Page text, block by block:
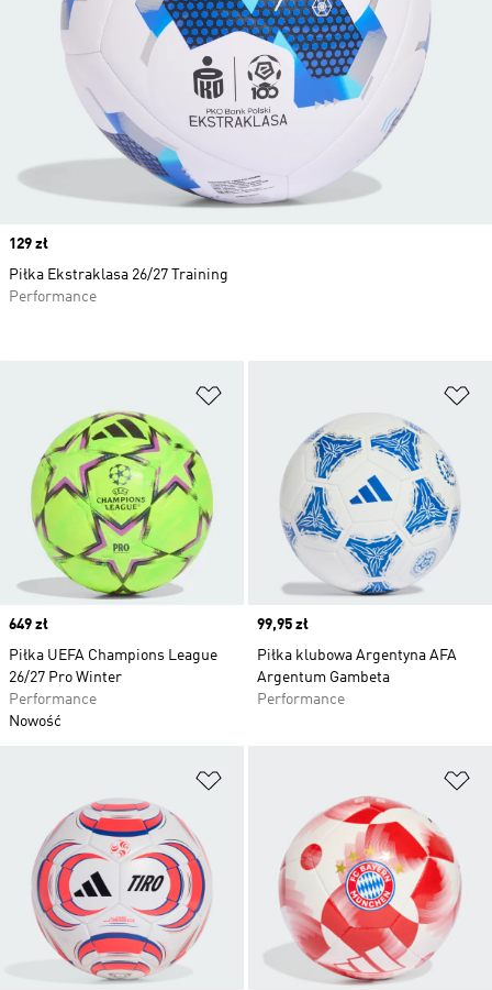
Price
649 zł
Piłka UEFA Champions League
26/27 Pro Winter
Performance
Nowość
Price
99,95 zł
Piłka klubowa Argentyna AFA
Argentum Gambeta
Performance
Price
129 zł
Piłka Ekstraklasa 26/27 Training
Performance